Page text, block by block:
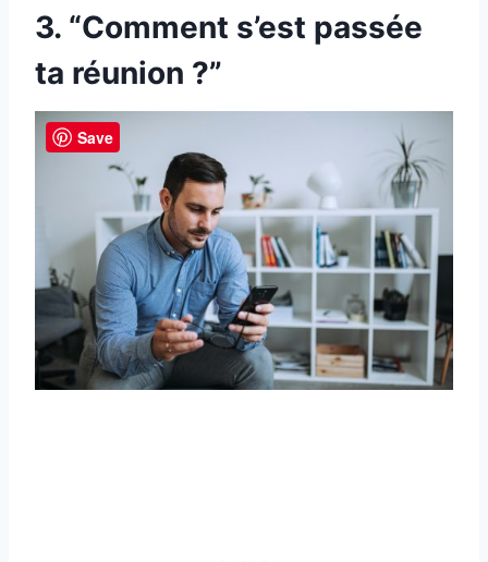
3. “Comment s’est passée
ta réunion ?”
Save